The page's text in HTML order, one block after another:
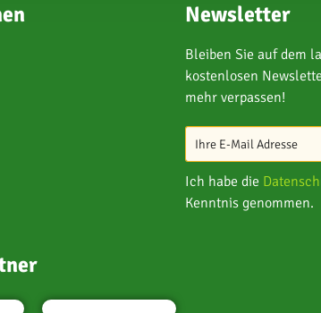
Newsletter
Bleiben Sie auf dem
kostenlosen
mehr verpassen!
Ich habe die
Kenntnis genommen.